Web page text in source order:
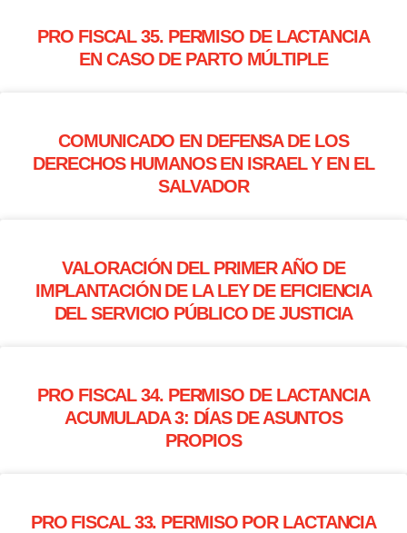
PRO FISCAL 35. PERMISO DE LACTANCIA
EN CASO DE PARTO MÚLTIPLE
COMUNICADO EN DEFENSA DE LOS
DERECHOS HUMANOS EN ISRAEL Y EN EL
SALVADOR
VALORACIÓN DEL PRIMER AÑO DE
IMPLANTACIÓN DE LA LEY DE EFICIENCIA
DEL SERVICIO PÚBLICO DE JUSTICIA
PRO FISCAL 34. PERMISO DE LACTANCIA
ACUMULADA 3: DÍAS DE ASUNTOS
PROPIOS
PRO FISCAL 33. PERMISO POR LACTANCIA